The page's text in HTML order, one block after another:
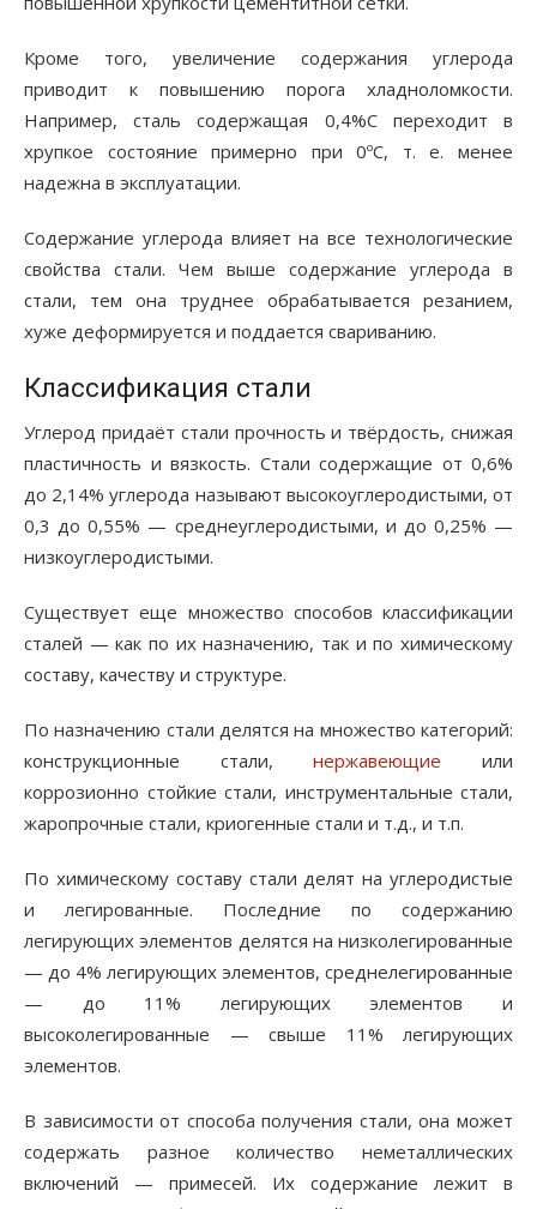
Кроме того, увеличение содержания углерода
приводит к повышению порога хладноломкости.
Например, сталь содержащая 0,4%С переходит в
хрупкое состояние примерно при 0ºС, т. е. менее
надежна в эксплуатации.
Содержание углерода влияет на все технологические
свойства стали. Чем выше содержание углерода в
стали, тем она труднее обрабатывается резанием,
хуже деформируется и поддается свариванию.
Классификация стали
Углерод придаёт стали прочность и твёрдость, снижая
пластичность и вязкость. Стали содержащие от 0,6%
до 2,14% углерода называют высокоуглеродистыми, от
0,3 до 0,55% — среднеуглеродистыми, и до 0,25% —
низкоуглеродистыми.
Существует еще множество способов классификации
сталей — как по их назначению, так и по химическому
составу, качеству и структуре.
По назначению стали делятся на множество категорий:
конструкционные стали,нержавеющие или
коррозионно стойкие стали, инструментальные стали,
жаропрочные стали, криогенные стали и т.д., и т.п.
По химическому составу стали делят на углеродистые
и легированные. Последние по содержанию
легирующих элементов делятся на низколегированные
— до 4% легирующих элементов, среднелегированные
— до 11% легирующих элементов и
высоколегированные — свыше 11% легирующих
элементов.
В зависимости от способа получения стали, она может
содержать разное количество неметаллических
включений — примесей. Их содержание лежит в